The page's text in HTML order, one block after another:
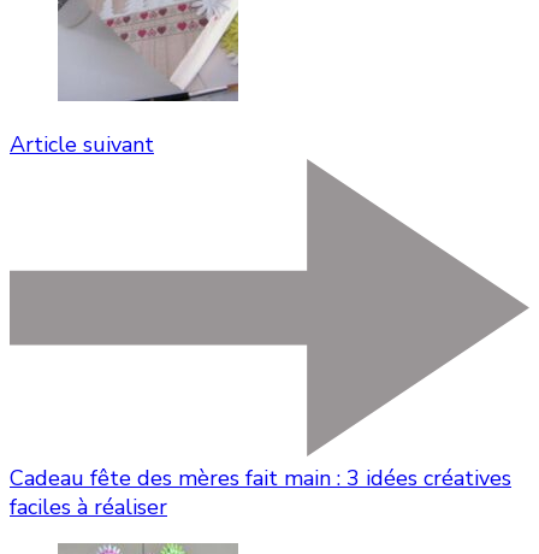
Article suivant
Cadeau fête des mères fait main : 3 idées créatives
faciles à réaliser